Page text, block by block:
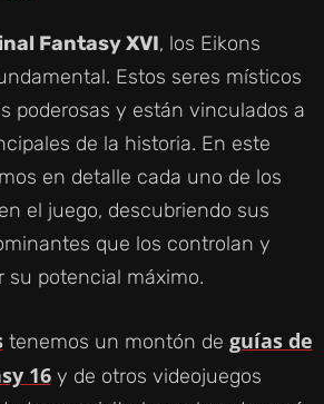
Fantasy XVI, los Eikons
Estos seres místicos
poderosas y están vinculados a
de la historia. En este
en detalle cada uno de los
el juego, descubriendo sus
que los controlan y
su potencial máximo.
tenemos un montón de guías de
16y de otros videojuegos